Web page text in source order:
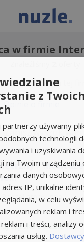
w firmie
właścicielem tej
Opinie o firmie
Zapisz
/ Montaże
Rodzaj pracy: Inna
szybko z Nuzle
z Twoich
partnerzy używamy
technologii
i uzyskiwania
na Twoim urządzeniu
danych
IP, unikalne
w celu
reklam i
i treści, analizy
usług.